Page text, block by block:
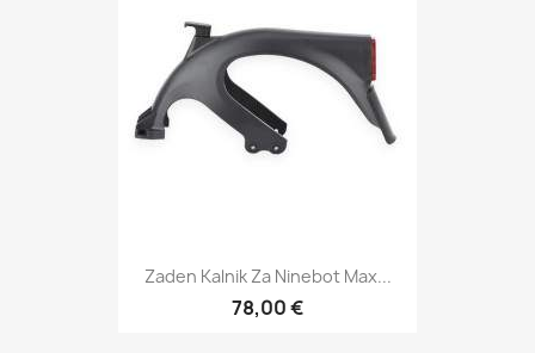
Zaden Kalnik Za Ninebot Max...
78,00 €